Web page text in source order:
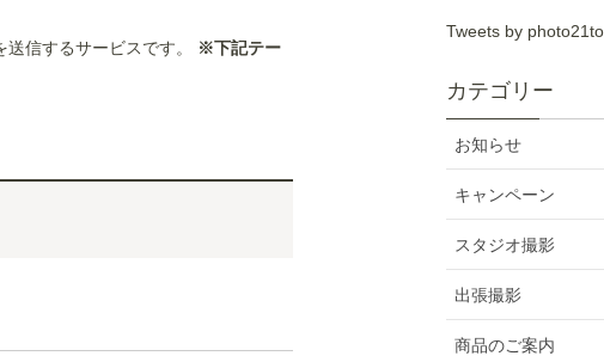
信するサービスです。
※下記テー
Tweets by
カテゴリー
お知らせ
キャンペーン
スタジオ撮影
出張撮影
商品のご案内